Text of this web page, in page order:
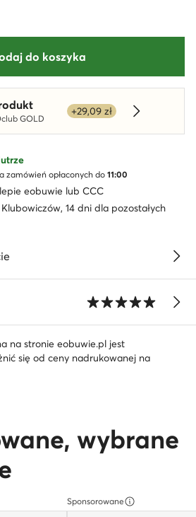
do koszyka
GOLD
+29,09 zł
Dowiedz
zamówień opłaconych do 11:00
eobuwie lub CCC
14 dni dla pozostałych
na stronie eobuwie.pl jest
się od ceny nadrukowanej na
wybrane
Sponsorowane